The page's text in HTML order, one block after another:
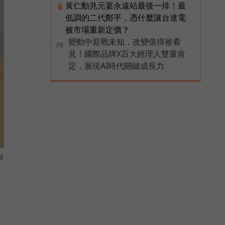
6 黃仁勳兆元宴永遠站最後一排！最
低調的二代鄭平，憑什麼讓台達電
被市場重新定價？
PR
變動中迎戰未知，改變值得被看
見！國際品牌X百大經理人雙重肯
定，展現AI時代關鍵成長力